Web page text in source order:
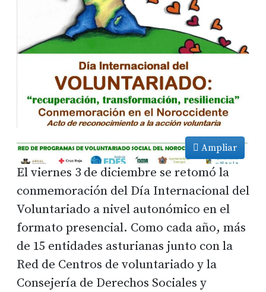
Ampliar
El viernes 3 de diciembre se retomó la
conmemoración del Día Internacional del
Voluntariado a nivel autonómico en el
formato presencial. Como cada año, más
de 15 entidades asturianas junto con la
Red de Centros de voluntariado y la
Consejería de Derechos Sociales y